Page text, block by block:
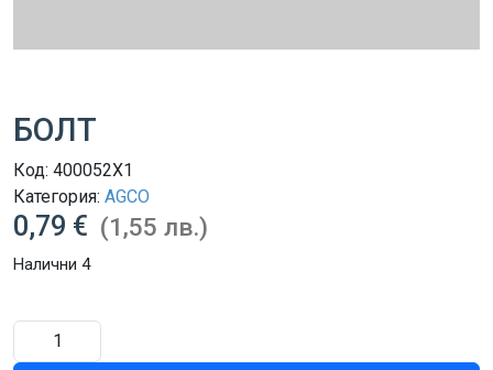
БОЛТ
Код: 400052X1
Категория: AGCO
0,79 € (1,55 лв.)
Налични 4
количество
за